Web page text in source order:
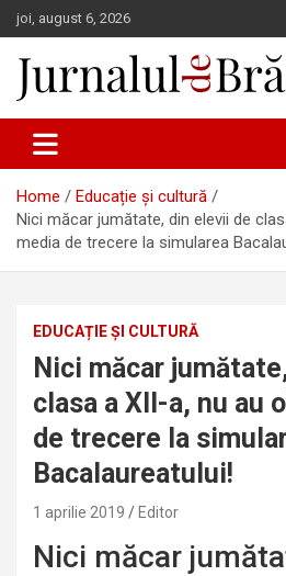
Skip
to
content
joi, august 6, 2026
Jurnalul de Brăila
Home
Educație și cultură
Nici măcar jumătate, din elevii de
media de trecere la simularea
EDUCAȚIE ȘI CULTURĂ
Nici măcar
clasa a XII-a, nu au
de trecere la
Bacalaureatului!
1 aprilie 2019 Editor
Nici măcar